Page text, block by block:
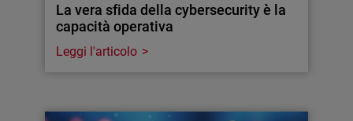
La vera sfida della cybersecurity è la
capacità operativa
Leggi l'articolo